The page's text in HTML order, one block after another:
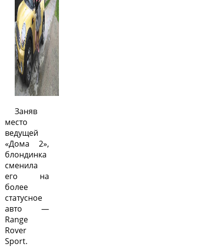
Заняв
место
ведущей
«Дома 2»,
блондинка
сменила
его на
более
статусное
авто —
Range
Rover
Sport.